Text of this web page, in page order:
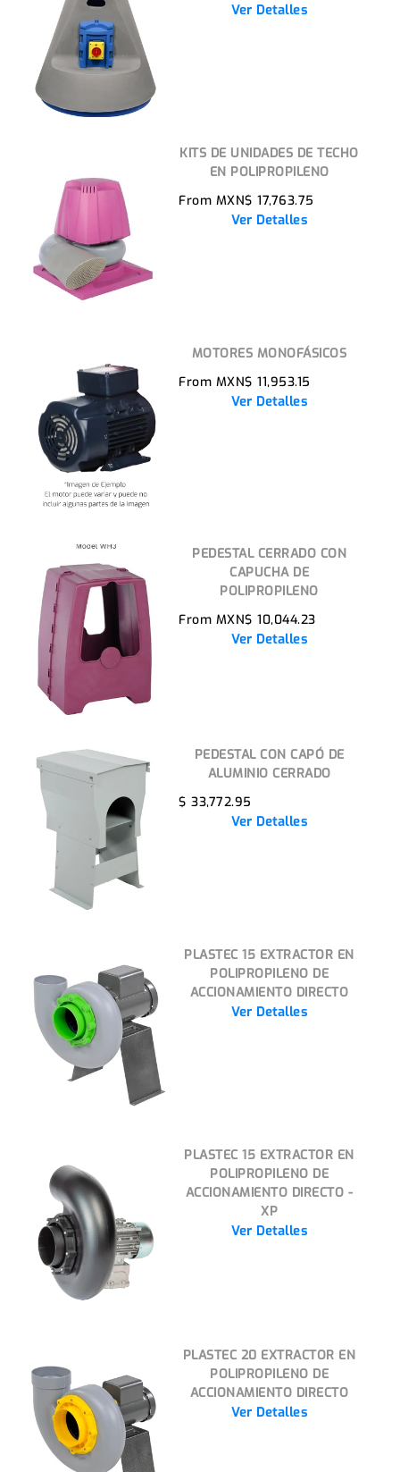
Ver Detalles
KITS DE UNIDADES DE TECHO
EN POLIPROPILENO
From MXN$ 17,763.75
Ver Detalles
MOTORES MONOFÁSICOS
From MXN$ 11,953.15
Ver Detalles
PEDESTAL CERRADO CON
CAPUCHA DE
POLIPROPILENO
From MXN$ 10,044.23
Ver Detalles
PEDESTAL CON CAPÓ DE
ALUMINIO CERRADO
$ 33,772.95
Ver Detalles
PLASTEC 15 EXTRACTOR EN
POLIPROPILENO DE
ACCIONAMIENTO DIRECTO
Ver Detalles
PLASTEC 15 EXTRACTOR EN
POLIPROPILENO DE
ACCIONAMIENTO DIRECTO -
XP
Ver Detalles
PLASTEC 20 EXTRACTOR EN
POLIPROPILENO DE
ACCIONAMIENTO DIRECTO
Ver Detalles